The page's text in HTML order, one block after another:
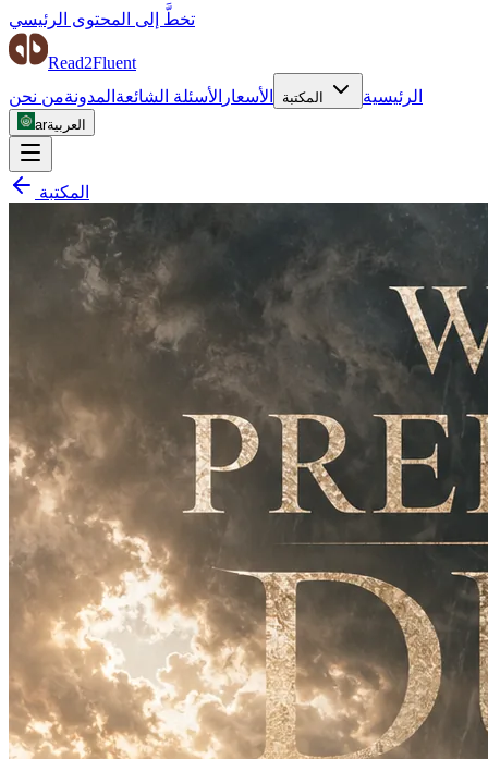
تخطَّ إلى المحتوى الرئيسي
Read2Fluent
الرئيسية
المكتبة الأسعار الأسئلة الشائعة المدونةمن نحن
arالعربية
المكتبة